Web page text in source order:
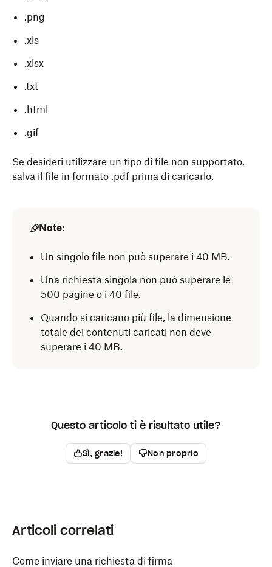
.png
.xls
.xlsx
.txt
.html
.gif
Se desideri utilizzare un tipo di file non supportato,
salva il file in formato .pdf prima di caricarlo.
Note:
Un singolo file non può superare i 40 MB.
Una richiesta singola non può superare le
500 pagine o i 40 file.
Quando si caricano più file, la dimensione
totale dei contenuti caricati non deve
superare i 40 MB.
Questo articolo ti è risultato utile?
Sì, grazie! Non proprio
Articoli correlati
Come inviare una richiesta di firma